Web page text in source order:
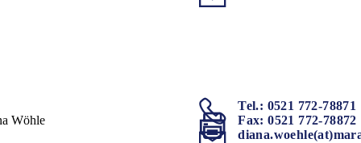
Wöhle
Tel.: 0521 772-78871
Fax: 0521 772-78872